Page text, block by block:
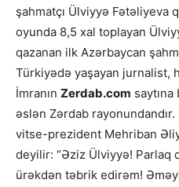
şahmatçı Ülviyyə Fətəliyeva
oyunda 8,5 xal toplayan
qazanan ilk Azərbaycan
Türkiyədə yaşayan jurnalist,
İmranın Zerdab.com
əslən Zərdab
vitse-prezident Mehriban
deyilir: “Əziz Ülviyyə! Parlaq
ürəkdən təbrik edirəm!